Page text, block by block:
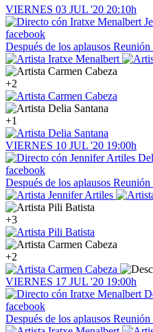
VIERNES 03 JUL '20 20:10h
facebook
Después de los aplausos Reunión
+2
+1
VIERNES 10 JUL '20 19:00h
facebook
Después de los aplausos Reunión
+3
+2
VIERNES 17 JUL '20 19:00h
facebook
Después de los aplausos Reunión